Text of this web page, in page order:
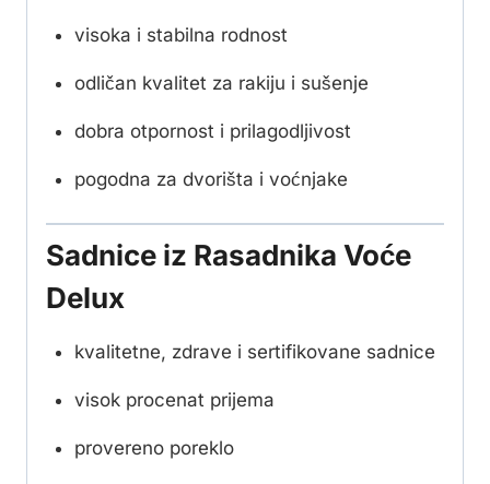
visoka i stabilna rodnost
odličan kvalitet za rakiju i sušenje
dobra otpornost i prilagodljivost
pogodna za dvorišta i voćnjake
Sadnice iz Rasadnika Voće
Delux
kvalitetne, zdrave i sertifikovane sadnice
visok procenat prijema
provereno poreklo